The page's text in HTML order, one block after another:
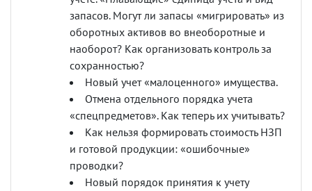
запасов. Могут ли запасы «мигрировать» из
оборотных активов во внеоборотные и
наоборот? Как организовать контроль за
сохранностью?
Новый учет «малоценного» имущества.
Отмена отдельного порядка учета
«спецпредметов». Как теперь их учитывать?
Как нельзя формировать стоимость НЗП
и готовой продукции: «ошибочные»
проводки?
Новый порядок принятия к учету